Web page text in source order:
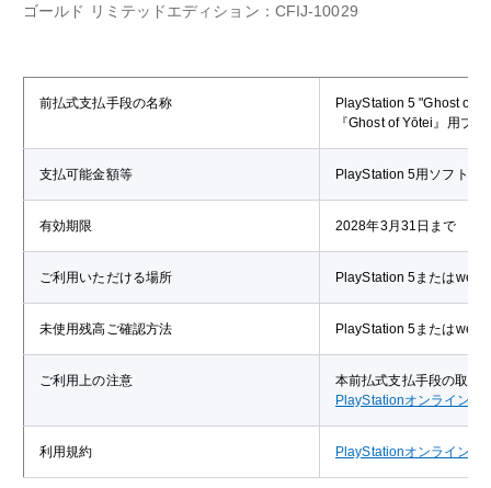
ゴールド リミテッドエディション：CFIJ-10029
前払式支払手段の名称
PlayStation 5 "Ghost of
『Ghost of Yōtei』用プ
支払可能金額等 PlayStation 5用ソフトウ
有効期限 2028年3月31日まで
ご利用いただける場所 PlayStation 5またはweb
未使用残高ご確認方法 PlayStation 5またはweb
ご利用上の注意
本前払式支払手段の取扱
PlayStationオンラインサ
利用規約 PlayStationオンラインサ